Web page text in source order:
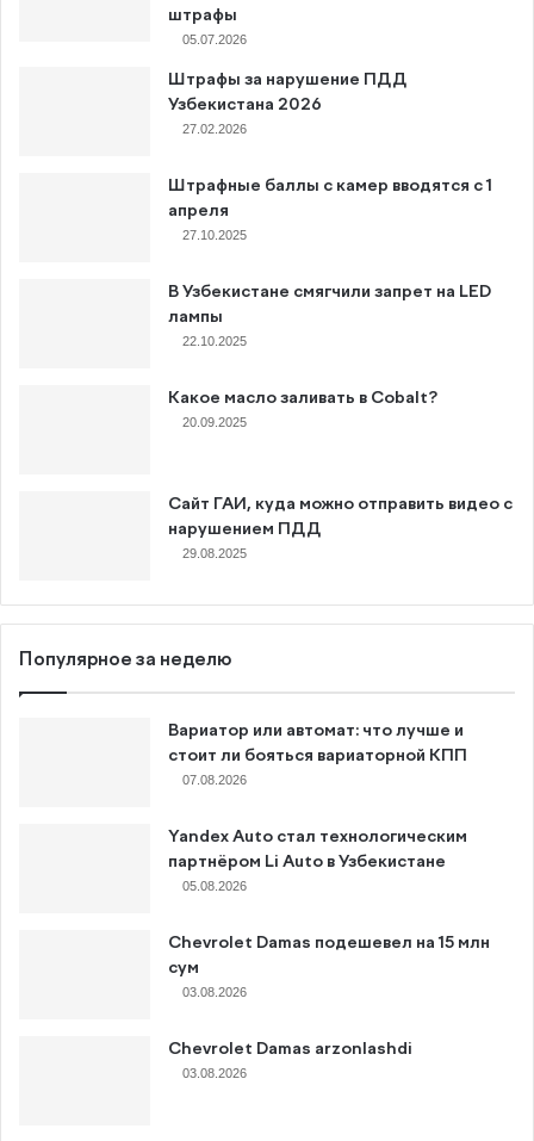
штрафы
05.07.2026
Штрафы за нарушение ПДД
Узбекистана 2026
27.02.2026
Штрафные баллы с камер вводятся с 1
апреля
27.10.2025
В Узбекистане смягчили запрет на LED
лампы
22.10.2025
Какое масло заливать в Cobalt?
20.09.2025
Сайт ГАИ, куда можно отправить видео с
нарушением ПДД
29.08.2025
Популярное за неделю
Вариатор или автомат: что лучше и
стоит ли бояться вариаторной КПП
07.08.2026
Yandex Auto стал технологическим
партнёром Li Auto в Узбекистане
05.08.2026
Chevrolet Damas подешевел на 15 млн
сум
03.08.2026
Chevrolet Damas arzonlashdi
03.08.2026